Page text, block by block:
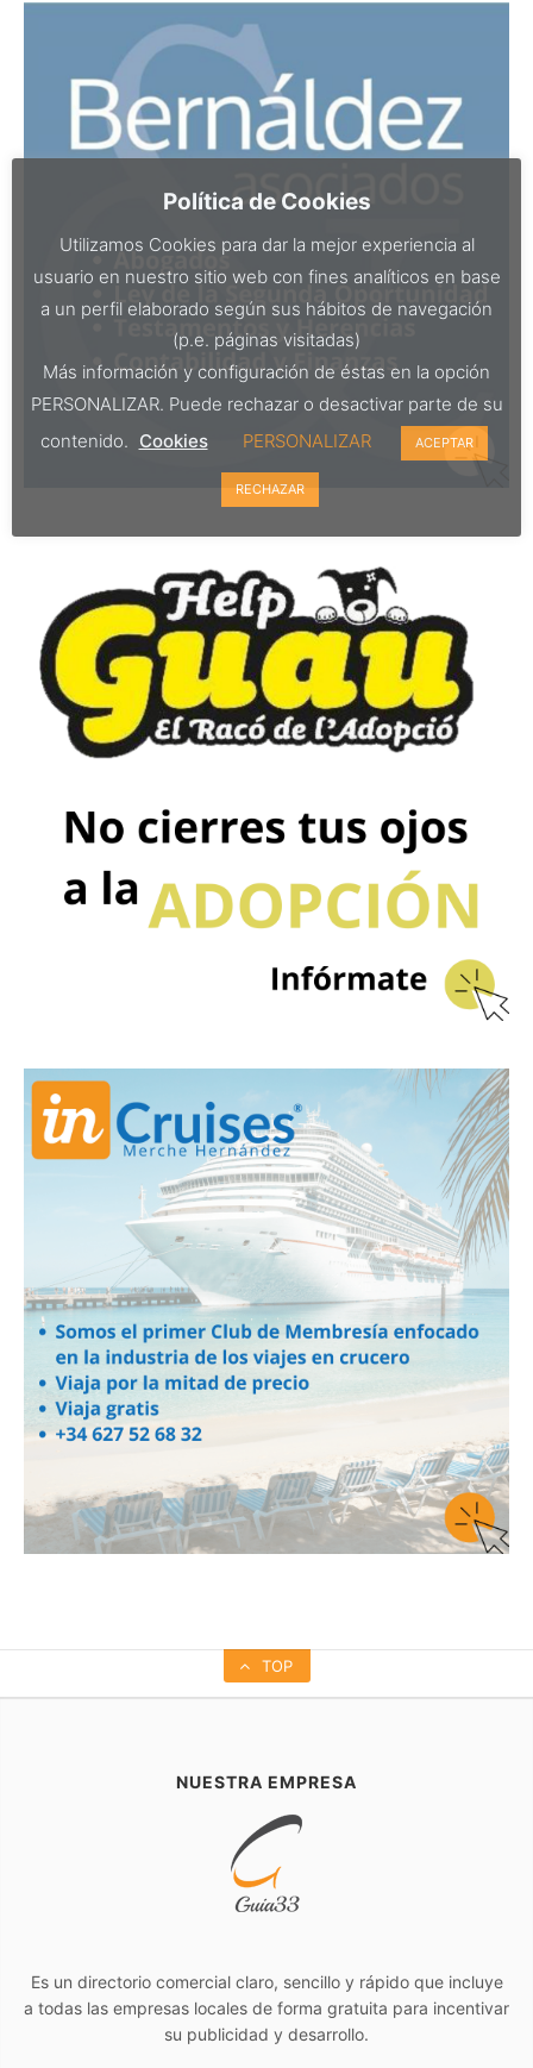
TOP
NUESTRA EMPRESA
Es un directorio comercial claro, sencillo y rápido que incluye
a todas las empresas locales de forma gratuita para incentivar
su publicidad y desarrollo.
Política de Cookies
Utilizamos Cookies para dar la mejor experiencia al
usuario en nuestro sitio web con fines analíticos en base
a un perfil elaborado según sus hábitos de navegación
(p.e. páginas visitadas)
Más información y configuración de éstas en la opción
PERSONALIZAR. Puede rechazar o desactivar parte de su
contenido. Cookies PERSONALIZAR ACEPTAR
RECHAZAR